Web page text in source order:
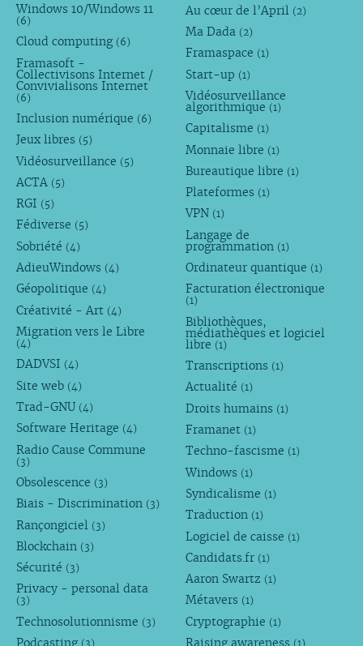
Windows 10/Windows 11
(6)
Cloud computing (6)
Framasoft -
Collectivisons Internet /
Convivialisons Internet
(6)
Inclusion numérique (6)
Jeux libres (5)
Vidéosurveillance (5)
ACTA (5)
RGI (5)
Fédiverse (5)
Sobriété (4)
AdieuWindows (4)
Géopolitique (4)
Créativité - Art (4)
Migration vers le Libre
(4)
DADVSI (4)
Site web (4)
Trad-GNU (4)
Software Heritage (4)
Radio Cause Commune
(3)
Obsolescence (3)
Biais - Discrimination (3)
Rançongiciel (3)
Blockchain (3)
Sécurité (3)
Privacy - personal data
(3)
Technosolutionnisme (3)
Podcasting (3)
Au cœur de l’April (2)
Ma Dada (2)
Framaspace (1)
Start-up (1)
Vidéosurveillance
algorithmique (1)
Capitalisme (1)
Monnaie libre (1)
Bureautique libre (1)
Plateformes (1)
VPN (1)
Langage de
programmation (1)
Ordinateur quantique (1)
Facturation électronique
(1)
Bibliothèques,
médiathèques et logiciel
libre (1)
Transcriptions (1)
Actualité (1)
Droits humains (1)
Framanet (1)
Techno-fascisme (1)
Windows (1)
Syndicalisme (1)
Traduction (1)
Logiciel de caisse (1)
Candidats.fr (1)
Aaron Swartz (1)
Métavers (1)
Cryptographie (1)
Raising awareness (1)